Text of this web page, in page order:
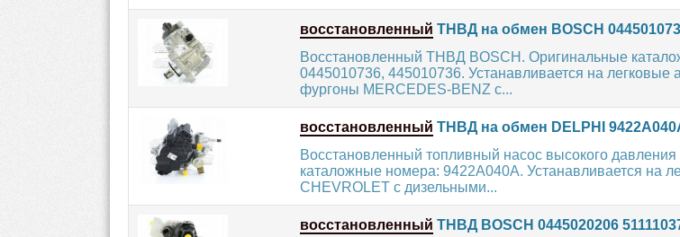
восстановленный ТНВД на обмен BOSCH
Восстановленный ТНВД BOSCH. Оригинальные
0445010736, 445010736. Устанавливается на легковые
фургоны MERCEDES-BENZ с...
восстановленный ТНВД на обмен DELPHI
Восстановленный топливный насос высокого
каталожные номера: 9422A040A. Устанавливается на
CHEVROLET с дизельными...
восстановленный ТНВД BOSCH 0445020206